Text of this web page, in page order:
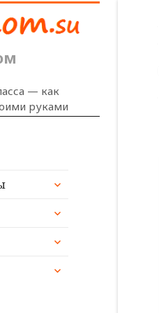
— как
руками
раскрыть
меню
раскрыть
меню
раскрыть
меню
раскрыть